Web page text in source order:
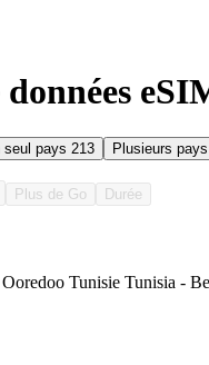
seul pays 213 Plusieurs pays
Plus de Go Durée
Tunisie Tunisia -